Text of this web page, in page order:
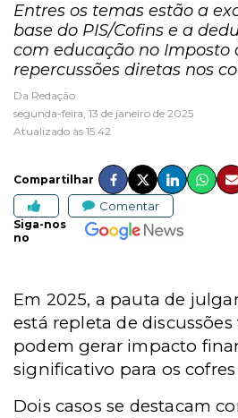
Entres os temas estão a
base do PIS/Cofins e a
com educação no Imposto
repercussões diretas nos
Da Redação
segunda-feira, 13 de janeiro de 2025
Atualizado às 15:42
Compartilhar
Comentar
Siga-nos
no
Em 2025, a pauta de
está repleta de
podem gerar impacto
significativo para os
Dois casos se destacam